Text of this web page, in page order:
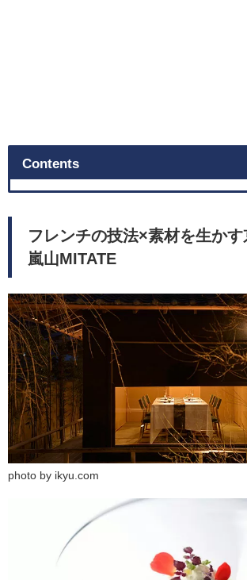
Contents
フレンチの技法×素材を生かす
嵐山MITATE
photo by ikyu.com